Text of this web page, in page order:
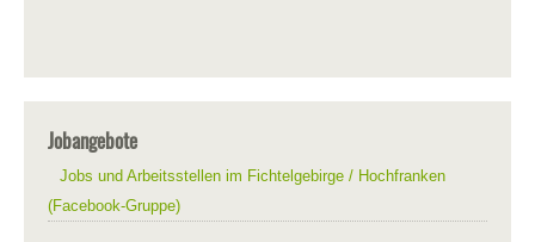
Jobangebote
Jobs und Arbeitsstellen im Fichtelgebirge / Hochfranken
(Facebook-Gruppe)